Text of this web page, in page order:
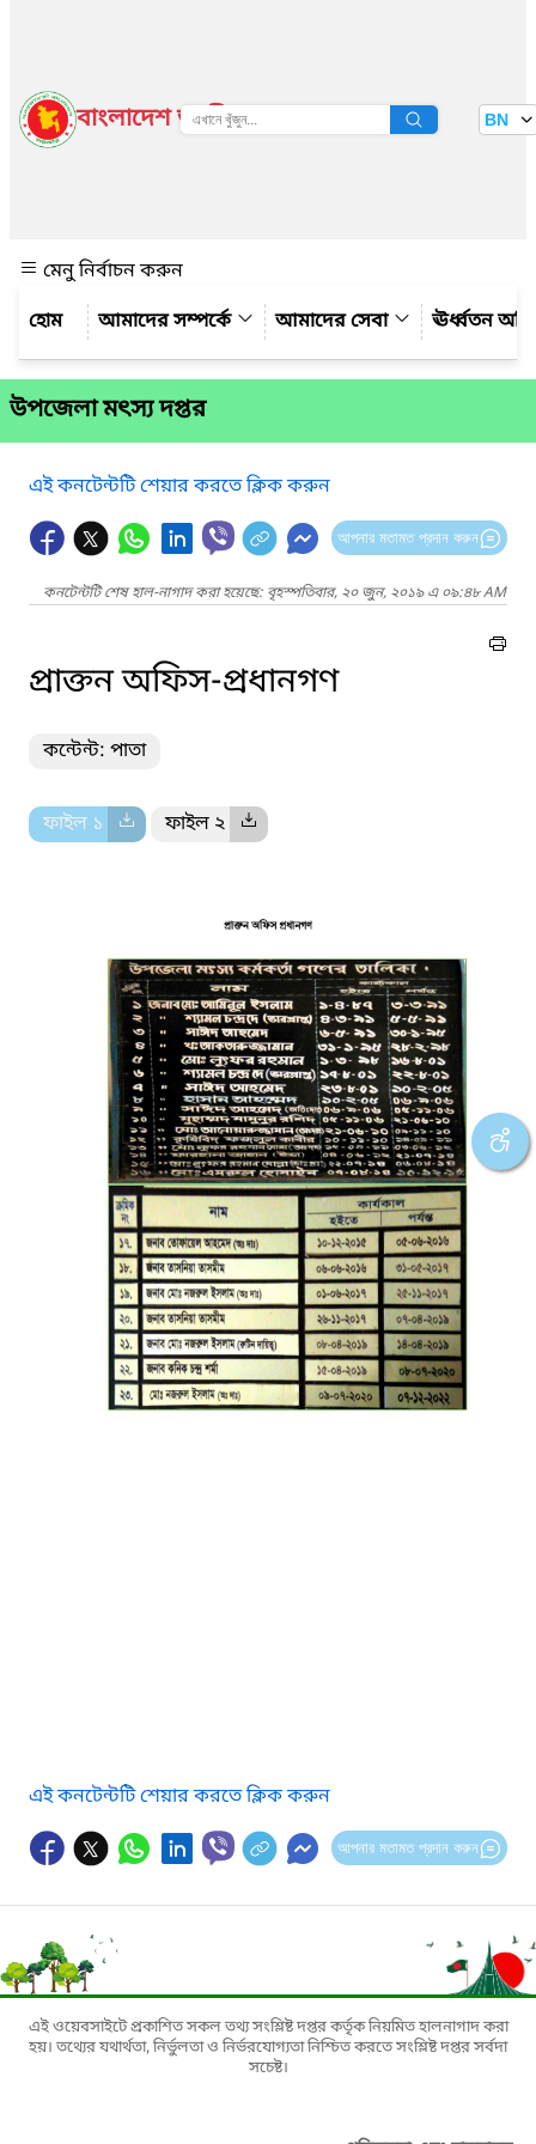
বাংলাদেশ জাতীয় তথ্য বাতায়ন BN
মেনু নির্বাচন করুন
আমাদের সম্পর্কে
আমাদের সেবা ঊর্ধ্বতন
উপজেলা মৎস্য দপ্তর
এই কনটেন্টটি শেয়ার করতে ক্লিক করুন
আপনার মতামত প্রদান করুন
কনটেন্টটি শেষ হাল-নাগাদ করা হয়েছে: বৃহস্পতিবার, ২০ জুন, ২০১৯ এ ০৯:৪৮ AM
প্রাক্তন অফিস-প্রধানগণ
কন্টেন্ট: পাতা
ফাইল ১ ফাইল ২
এই কনটেন্টটি শেয়ার করতে ক্লিক করুন
আপনার মতামত প্রদান করুন
এই ওয়েবসাইটে প্রকাশিত সকল তথ্য সংশ্লিষ্ট দপ্তর কর্তৃক নিয়মিত হালনাগাদ করা
হয়। তথ্যের যথার্থতা, নির্ভুলতা ও নির্ভরযোগ্যতা নিশ্চিত করতে সংশ্লিষ্ট দপ্তর সর্বদা
সচেষ্ট।